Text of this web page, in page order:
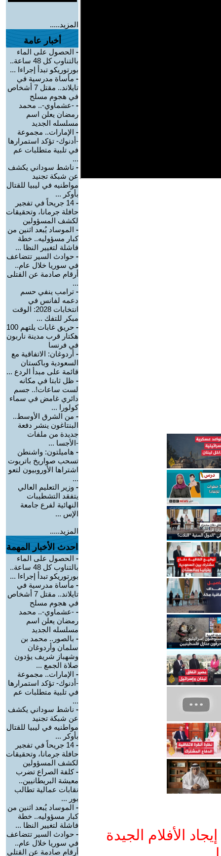
الأفلام الجيدة
المزيد.....
أخبار عامة
- الحصول على الماء
بالتناوب كل 48 ساعة..
بورتوريكو تبدأ إجراءا ...
- مأساة مدرسية في
تايلاند.. مقتل 7 أشخاص
في هجوم مسلح
- -عشماوي-.. محمد
رمضان يعلن اسم
مسلسله الجديد
- الإمارات.. مجموعة
-أدنوك- تؤكد استمرارها
في تلبية متطلبات عم
...
- ناشط سوداني يكشف
عن شبكة تجنيد
مواطنيه في ليبيا للقتال
بأوكر ...
-
14 جريحاً في تفجير
حافلة جرمانا، وتحقيقات
لكشف المسؤولين
- الموساد يُبعد اثنين من
كبار مسؤوليه.. خطة
فاشلة لتغيير النظا ...
- حوادث السير تتضاعف
في سوريا خلال عام..
أرقام صادمة عن القتلى
...
- ترامب ينفي حسم
دعمه لفانس في
انتخابات 2028: الوقت
مبكر للتفك ...
-
حريق غابات يلتهم 100
هكتار قرب مدينة ناربون
في فرنسا
- أردوغان: الاتفاقية مع
السعودية وباكستان
قائمة على مبدأ الردع ...
- ظل ثابتا في مكانه
لست ساعات!.. جسم
دائري غامض في سماء
كولورا ...
- من الشرق الأوسط..
البنتاغون ينشر دفعة
جديدة من ملفات
-الأجسا ...
- هاميلتون: واشنطن
تسحب صواريخ باتريوت
اشتراها الأوروبيون لتعو
...
- وزير التعليم العالي
يتفقد التشطيبات
النهائية لفرع جامعة
الإس ...
المزيد.....
احدث الأخبار المهمة
- الحصول على الماء
بالتناوب كل 48 ساعة..
بورتوريكو تبدأ إجراءا ...
- مأساة مدرسية في
تايلاند.. مقتل 7 أشخاص
في هجوم مسلح
- -عشماوي-.. محمد
رمضان يعلن اسم
مسلسله الجديد
- بالصور.. محمد بن
سلمان وأردوغان
وشهباز شريف يؤدون
صلاة الجمع ...
- الإمارات.. مجموعة
-أدنوك- تؤكد استمرارها
في تلبية متطلبات عم
...
- ناشط سوداني يكشف
عن شبكة تجنيد
مواطنيه في ليبيا للقتال
بأوكر ...
-
14 جريحاً في تفجير
حافلة جرمانا، وتحقيقات
لكشف المسؤولين
-كلفة الصراع تضرب
معيشة البريطانيين..
نقابات عمالية تطالب
بور ...
- الموساد يُبعد اثنين من
كبار مسؤوليه.. خطة
فاشلة لتغيير النظا ...
- حوادث السير تتضاعف
في سوريا خلال عام..
أرقام صادمة عن القتلى